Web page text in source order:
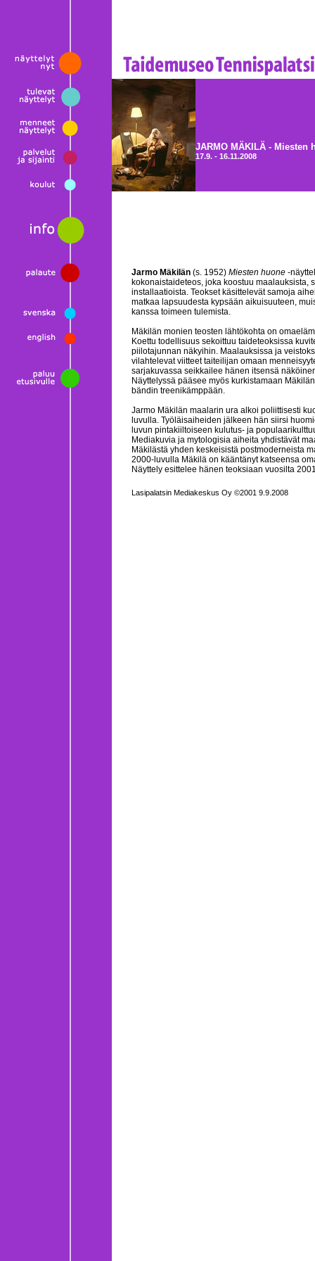
JARMO MÄKILÄ - Miesten
17.9. - 16.11.2008
Jarmo Mäkilän(s. 1952) Miesten huone-
kokonaistaideteos, joka koostuu maalauksista,
installaatioista. Teokset käsittelevät samoja
matkaa lapsuudesta kypsään aikuisuuteen,
kanssa toimeen tulemista.
Mäkilän monien teosten lähtökohta on
Koettu todellisuus sekoittuu taideteoksissa
piilotajunnan näkyihin. Maalauksissa ja
vilahtelevat viitteet taiteilijan omaan
sarjakuvassa seikkailee hänen itsensä
Näyttelyssä pääsee myös kurkistamaan
bändin treenikämppään.
Jarmo Mäkilän maalarin ura alkoi poliittisesti
luvulla. Työläisaiheiden jälkeen hän siirsi
luvun pintakiiltoiseen kulutus- ja
Mediakuvia ja mytologisia aiheita yhdistävät
Mäkilästä yhden keskeisistä postmoderneista
2000-luvulla Mäkilä on kääntänyt katseensa
Näyttely esittelee hänen teoksiaan vuosilta
Lasipalatsin Mediakeskus Oy ©2001 9.9.2008